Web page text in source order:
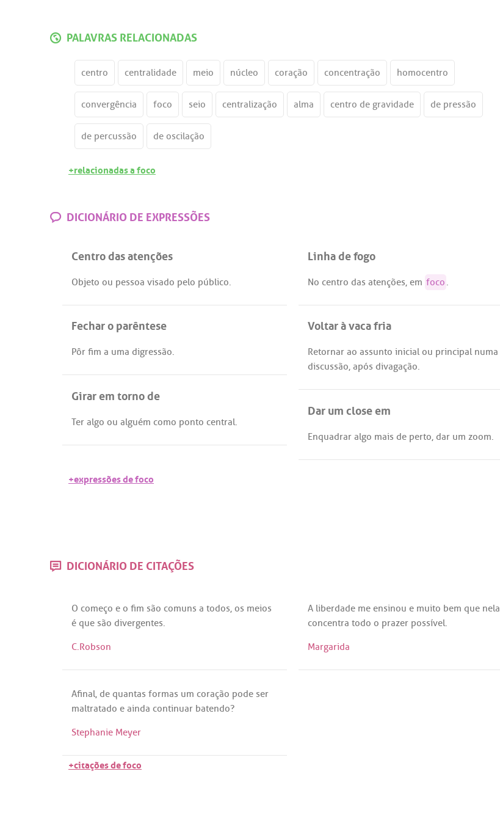
PALAVRAS RELACIONADAS
centro centralidade meio núcleo coração concentração homocentro
convergência foco seio centralização alma centro de gravidade de pressão
de percussão de oscilação
+relacionadas a foco
DICIONÁRIO DE EXPRESSÕES
Centro das atenções
Objeto ou pessoa visado pelo público.
Linha de fogo
No centro das atenções, em foco .
Fechar o parêntese
Pôr fim a uma digressão.
Voltar à vaca fria
Retornar ao assunto inicial ou principal numa
discussão, após divagação.
Girar em torno de
Ter algo ou alguém como ponto central.
Dar um close em
Enquadrar algo mais de perto, dar um zoom.
+expressões de foco
DICIONÁRIO DE CITAÇÕES
O começo e o fim são comuns a todos, os meios
é que são divergentes.
C.Robson
A liberdade me ensinou e muito bem que nela
concentra todo o prazer possível.
Margarida
Afinal, de quantas formas um coração pode ser
maltratado e ainda continuar batendo?
Stephanie Meyer
+citações de foco